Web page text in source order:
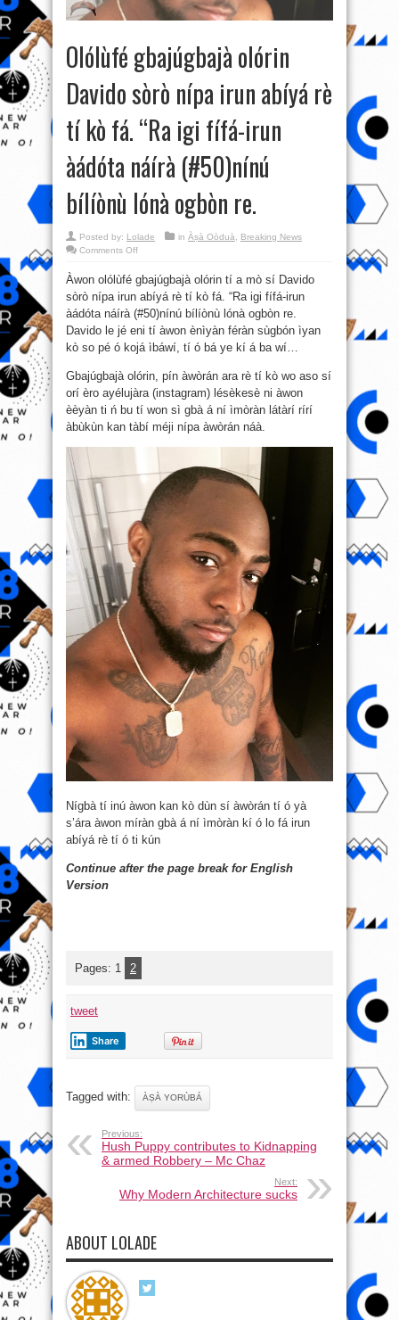
Olólùfé gbajúgbajà olórin
Davido sòrò nípa irun abíyá rè
tí kò fá. “Ra igi fífá-irun
àádóta náírà (#50)nínú
bílíònù lónà ogbòn re.
Posted by: Lolade in Àṣà Oòduà, Breaking News
Comments Offon
olórin
Davido
sòrò
nípa
irun
abíyá
tí
“Ra
fífá-
irun
àádóta
náírà
(#50)nínú
bílíònù
re.
Àwon olólùfé gbajúgbajà olórin tí a mò sí Davido
sòrò nípa irun abíyá rè tí kò fá. “Ra igi fífá-irun
àádóta náírà (#50)nínú bílíònù lónà ogbòn re.
Davido le jé eni tí àwon ènìyàn féràn sùgbón ìyan
kò so pé ó kojá ìbáwí, tí ó bá ye kí á ba wí…
Gbajúgbajà olórin, pín àwòrán ara rè tí kò wo aso sí
orí èro ayélujàra (instagram) lésèkesè ni àwon
èèyàn ti ń bu tí won sì gbà á ní ìmòràn látàrí rírí
àbùkùn kan tàbí méji nípa àwòrán náà.
Nígbà tí inú àwon kan kò dùn sí àwòrán tí ó yà
s’ára àwon míràn gbà á ní ìmòràn kí ó lo fá irun
abíyá rè tí ó ti kún
Continue after the page break for English
Version
Pages: 1 2
tweet
Share
Tagged with: ÀṢÀ YORÙBÁ
Previous:
Hush Puppy contributes to Kidnapping
& armed Robbery – Mc Chaz
Next:
Why Modern Architecture sucks
ABOUT LOLADE